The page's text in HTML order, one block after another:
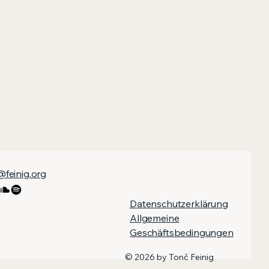
Datenschutzerklärung
Allgemeine
Geschäftsbedingungen
© 2026 by Tonč Feinig